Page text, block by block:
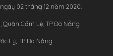
02 tháng 12 năm 2020.
Quận Cẩm Lệ, TP Đà Nẵng
Lý, TP Đà Nẵng